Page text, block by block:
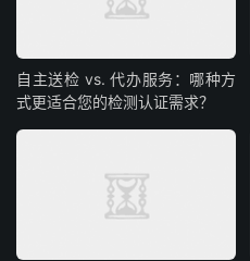
自主送检 vs. 代办服务：哪种方
式更适合您的检测认证需求？